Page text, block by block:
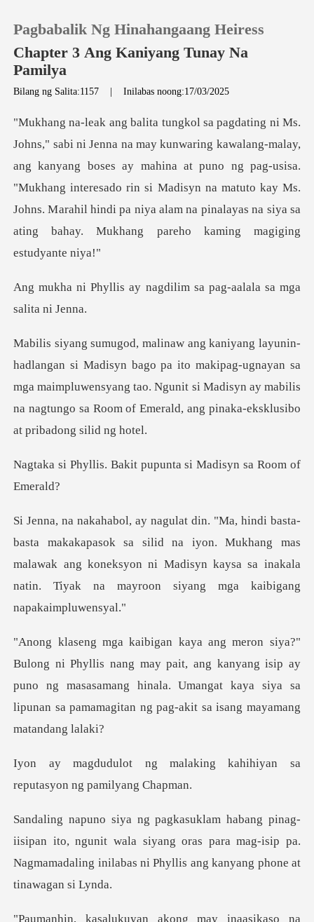
MAG-TOP UP
Kasaysayan ng Pagbasa
Mag-log out
Pagbabalik Ng Hinahangaang Heiress
Chapter 3 Ang Kaniyang Tunay Na
Pamilya
Bilang ng Salita:1157 |Inilabas noong:17/03/2025
ang kanyang boses ay mahina at puno ng pag-usisa.
"Mukhang interesado rin si Madisyn na matuto kay Ms.
Johns. M
nagdilim sa pag-aalala
a ito makipag-ugnayan sa
mga maimpluwensyang tao. Ngunit si Madisyn ay mabilis
n
akit pupunta si Madis
k sa silid na iyon. Mukhang mas
malawak ang koneksyon ni Madisyn kaysa sa
ay pait, ang kanyang isip ay
puno ng masasamang hinala. Umangat kaya siya
aking kahihiyan sa
reputa
o, ngunit wala siyang oras para mag-isip pa.
Nagmamadaling i